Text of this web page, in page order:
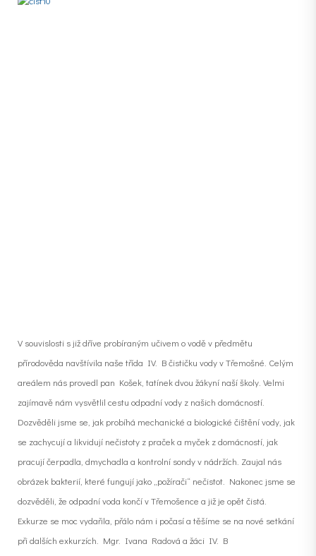
V souvislosti s již dříve probíraným učivem o vodě v předmětu
přírodověda navštívila naše třída IV. B čističku vody v Třemošné. Celým
areálem nás provedl pan Košek, tatínek dvou žákyní naší školy. Velmi
zajímavě nám vysvětlil cestu odpadní vody z našich domácností.
Dozvěděli jsme se, jak probíhá mechanické a biologické čištění vody, jak
se zachycují a likvidují nečistoty z praček a myček z domácností, jak
pracují čerpadla, dmychadla a kontrolní sondy v nádržích. Zaujal nás
obrázek bakterií, které fungují jako „požírači“ nečistot. Nakonec jsme se
dozvěděli, že odpadní voda končí v Třemošence a již je opět čistá.
Exkurze se moc vydařila, přálo nám i počasí a těšíme se na nové setkání
při dalších exkurzích. Mgr. Ivana Radová a žáci IV. B